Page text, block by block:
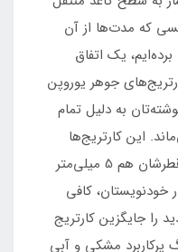
که مدت‌ها از آن
یک اتفاق
بسته‌ی 6 عددی کارتریج‌های جوهر یوروپن
به دلیل تمام
این کارتریج‌ها
هرکدام 4 سانتی‌متر ارتفاع دارند و قطرشان هم 5 میلی‌متر
خودنویستان، کافی
را جایگزین کارتریج
مشکی و آبی